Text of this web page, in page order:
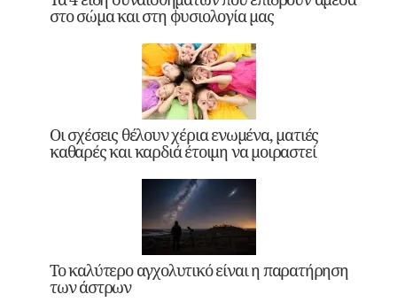
στο σώμα και στη φυσιολογία μας
Οι σχέσεις θέλουν χέρια ενωμένα, ματιές
καθαρές και καρδιά έτοιμη να μοιραστεί
Το καλύτερο αγχολυτικό είναι η παρατήρηση
των άστρων